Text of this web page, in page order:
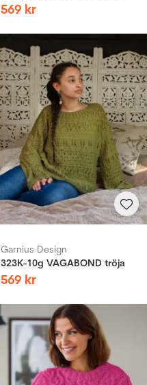
569 kr
Garnius Design
323K-10g VAGABOND tröja
569 kr